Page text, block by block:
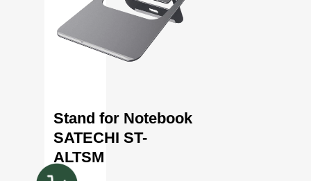
Stand for Notebook
SATECHI ST-
ALTSM